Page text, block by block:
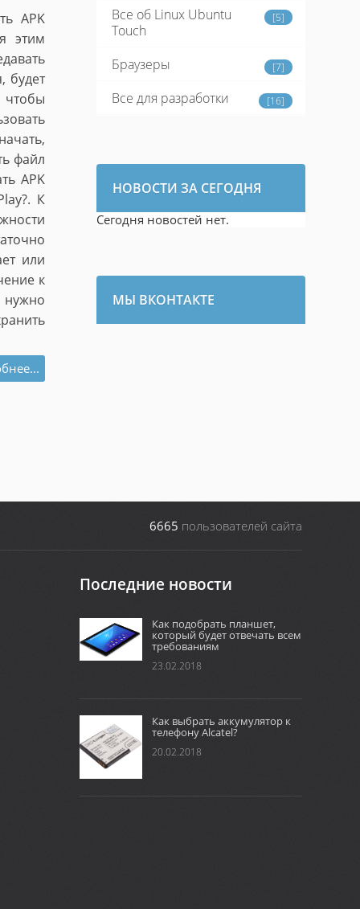
APK
этим
будет
чтобы
файл
APK
К
или
к
нужно
Все об Linux Ubuntu
Touch
[5]
Браузеры [7]
Все для разработки [16]
НОВОСТИ ЗА СЕГОДНЯ
Сегодня новостей нет.
МЫ ВКОНТАКТЕ
6665 пользователей сайта
Последние новости
Как подобрать планшет,
который будет отвечать всем
требованиям
23.02.2018
Как выбрать аккумулятор к
телефону Alcatel?
20.02.2018